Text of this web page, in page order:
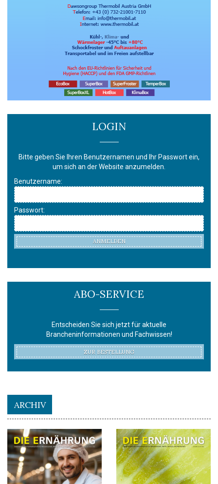
LOGIN
Bitte geben Sie Ihren Benutzernamen und Ihr Passwort ein,
um sich an der Website anzumelden.
Benutzername:
Passwort:
ANMELDEN
ABO-SERVICE
Entscheiden Sie sich jetzt für aktuelle
Brancheninformationen und Fachwissen!
ZUR BESTELLUNG
ARCHIV